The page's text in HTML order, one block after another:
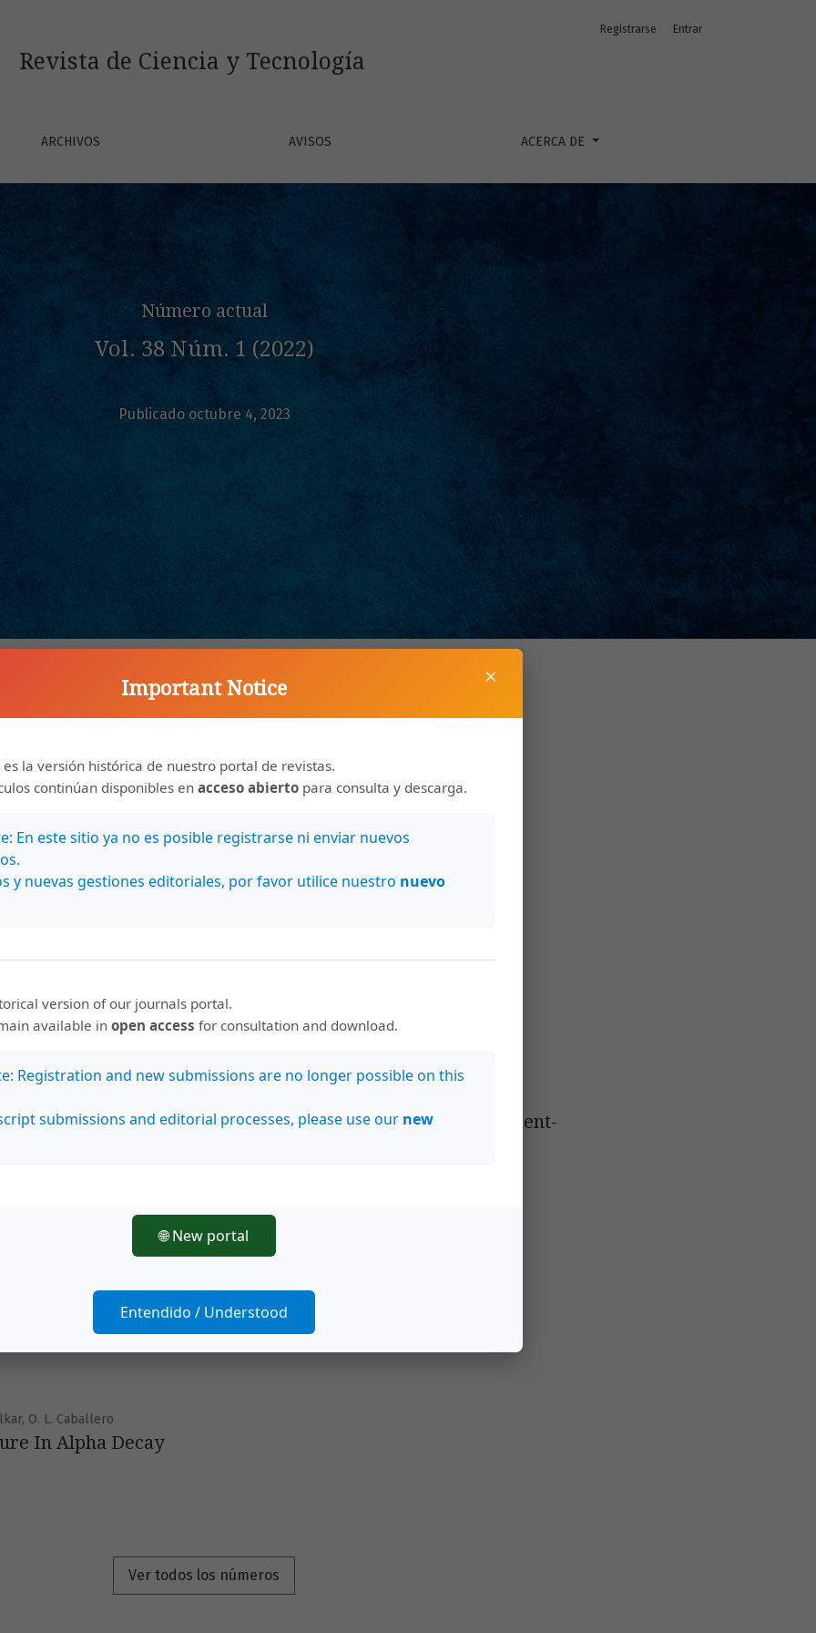
Revista de Ciencia y Tecnología
ARCHIVOS AVISOS ACERCA DE
Registrarse Entrar
Número actual
Vol. 38 Núm. 1 (2022)
Publicado octubre 4, 2023
H. Johnson, M. K. Benipal, A. Zaniewski, R. Alarcon, S. M. Goodnick, R. J. Nemanich
Neutron Detectors
M. Nowakowski
Nuclear Masses, Reactions and Abundances
Rodríguez-Jirón, Mariela A. Porras-Chaverri
based Monte Carlo code for voxelized geometries for patient-
dosimetry
Cluster Decay Half-Lives
O. L. Caballero
In Alpha Decay
Ver todos los números
×
Important Notice
es la versión histórica de nuestro portal de revistas.
continúan disponibles en acceso abierto para consulta y descarga.
En este sitio ya no es posible registrarse ni enviar nuevos
y nuevas gestiones editoriales, por favor utilice nuestro nuevo
version of our journals portal.
available inopen access for consultation and download.
Registration and new submissions are no longer possible on this
submissions and editorial processes, please use our new
🌐 New portal
Entendido / Understood